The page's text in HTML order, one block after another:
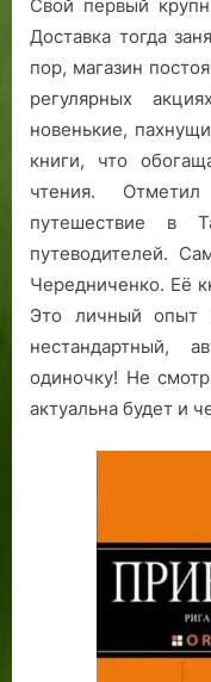
Свой первый
Доставка тогда
пор, магазин
регулярных
новенькие,
книги, что
чтения.
путешествие в
путеводителей.
Чередниченко. Её
Это личный опыт
нестандартный,
одиночку! Не
актуальна будет и